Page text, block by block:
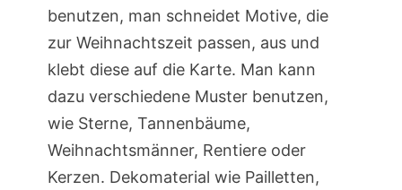
benutzen, man schneidet Motive, die
zur Weihnachtszeit passen, aus und
klebt diese auf die Karte. Man kann
dazu verschiedene Muster benutzen,
wie Sterne, Tannenbäume,
Weihnachtsmänner, Rentiere oder
Kerzen. Dekomaterial wie Pailletten,